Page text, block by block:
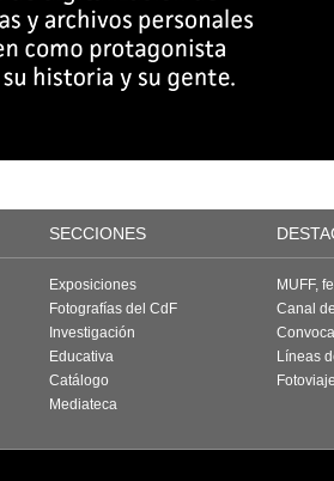
SECCIONES
Exposiciones
Fotografías del CdF
Investigación
Educativa
Catálogo
Mediateca
MUFF,
Canal
Líneas